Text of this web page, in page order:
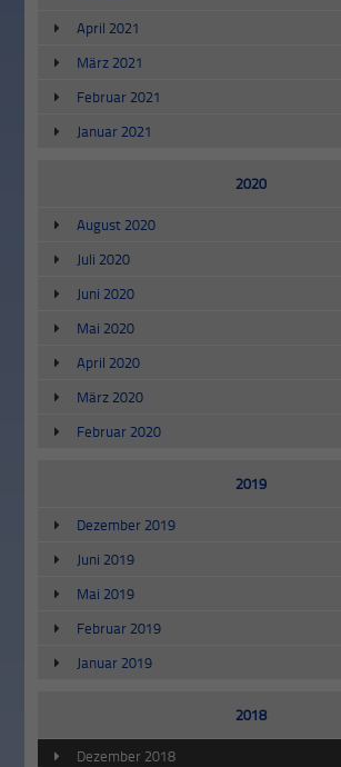
April 2021
März 2021
Februar 2021
Januar 2021
2020
August 2020
Juli 2020
Juni 2020
Mai 2020
April 2020
März 2020
Februar 2020
2019
Dezember 2019
Juni 2019
Mai 2019
Februar 2019
Januar 2019
2018
Dezember 2018